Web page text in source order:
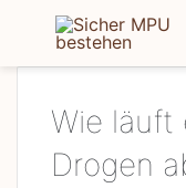
Menü
Wie läuft
Drogen